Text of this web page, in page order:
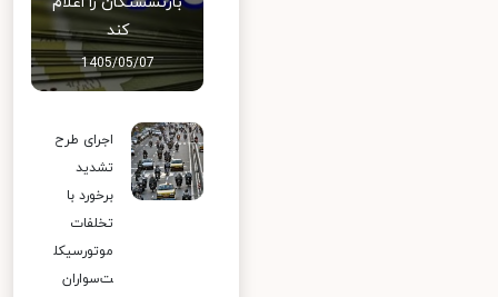
کند
1405/05/07
اجرای طرح
تشدید
برخورد با
تخلفات
موتورسیکل
ت‌سواران